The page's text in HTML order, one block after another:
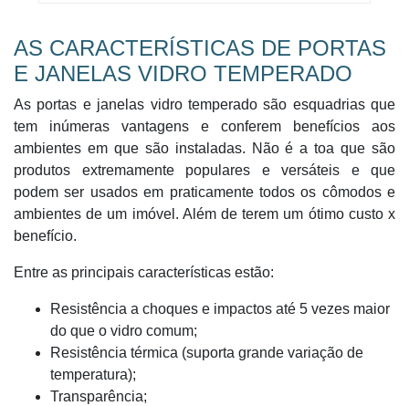
AS CARACTERÍSTICAS DE PORTAS
E JANELAS VIDRO TEMPERADO
As portas e janelas vidro temperado são esquadrias que
tem inúmeras vantagens e conferem benefícios aos
ambientes em que são instaladas. Não é a toa que são
produtos extremamente populares e versáteis e que
podem ser usados em praticamente todos os cômodos e
ambientes de um imóvel. Além de terem um ótimo custo x
benefício.
Entre as principais características estão:
Resistência a choques e impactos até 5 vezes maior
do que o vidro comum;
Resistência térmica (suporta grande variação de
temperatura);
Transparência;